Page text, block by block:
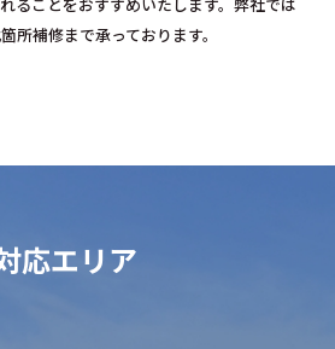
所補修まで承っております。
応エリア